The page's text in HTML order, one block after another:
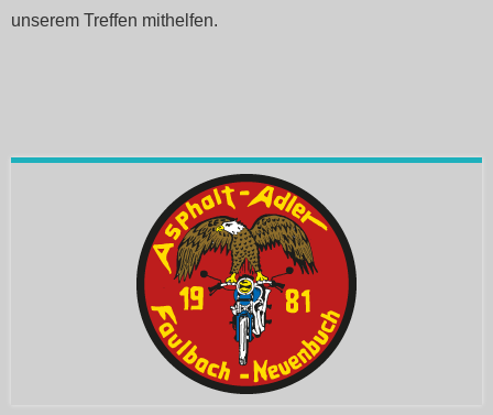
unserem Treffen mithelfen.